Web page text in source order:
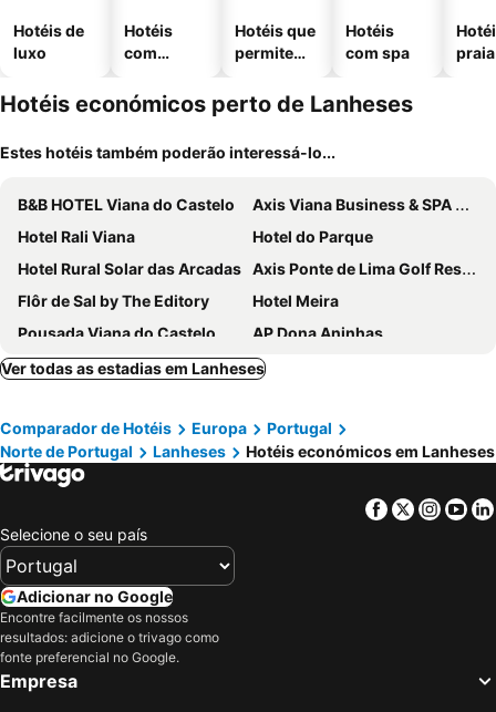
Hotéis de
luxo
Hotéis
com
Hotéis que
permitem
Hotéis
com spa
praia
Hotéis económicos perto de Lanheses
Estes hotéis também poderão interessá-lo...
B&B HOTEL Viana do Castelo
Axis Viana Business & SPA Hotel
Hotel Rali Viana
Hotel do Parque
Hotel Rural Solar das Arcadas Axis Ponte de Lima Golf Resort Hotel
Flôr de Sal by The Editory
Hotel Meira
Pousada Viana do Castelo
AP Dona Aninhas
Hotel Jardim Viana do Castelo
Vila Gale Collection Ponte de Lima Vineyards Hotel
Casa Melo Alvim
Hotel Fabrica do Chocolate
Hotel FeelViana
Hotel Império do Norte
Hotel Rural Quinta de Sao Sebastiao
Carmo's Boutique Hotel - Small Luxury Hotels of the World
Flag Design Hotel
Aldeamento Turístico Do Camarido
Hotel Laranjeira
Blue House Ponte de Lima
Quintinha D`Arga
Pensão Repouso do Peregrino
Ver todas as estadias em Lanheses
Comparador de Hotéis Europa
Portugal
Norte de Portugal
Lanheses Hotéis económicos em Lanheses
Facebook
Twitter
Selecione o seu país
Adicionar no Google
Encontre facilmente os nossos
resultados: adicione o trivago como
fonte preferencial no Google.
Empresa